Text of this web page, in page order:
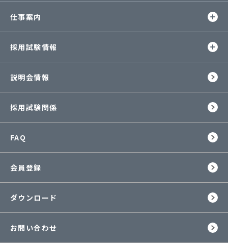
開
仕事案内
開
採用試験情報
説明会情報
採用試験関係
FAQ
会員登録
ダウンロード
お問い合わせ